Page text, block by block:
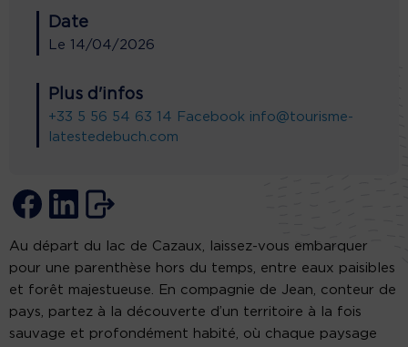
Date
Le 14/04/2026
Plus d'infos
+33 5 56 54 63 14 Facebook info@tourisme-
latestedebuch.com
Au départ du lac de Cazaux, laissez-vous embarquer
pour une parenthèse hors du temps, entre eaux paisibles
et forêt majestueuse. En compagnie de Jean, conteur de
pays, partez à la découverte d’un territoire à la fois
sauvage et profondément habité, où chaque paysage